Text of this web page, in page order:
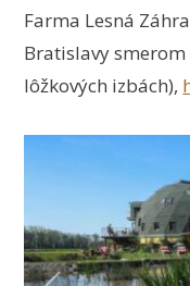
Farma Lesná
Bratislavy smerom
lôžkových izbách),